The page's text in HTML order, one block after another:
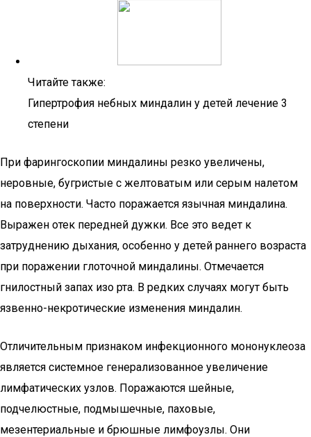
Читайте также:
Гипертрофия небных миндалин у детей лечение 3
степени
При фарингоскопии миндалины резко увеличены,
неровные, бугристые с желтоватым или серым налетом
на поверхности. Часто поражается язычная миндалина.
Выражен отек передней дужки. Все это ведет к
затруднению дыхания, особенно у детей раннего возраста
при поражении глоточной миндалины. Отмечается
гнилостный запах изо рта. В редких случаях могут быть
язвенно-некротические изменения миндалин.
Отличительным признаком инфекционного мононуклеоза
является системное генерализованное увеличение
лимфатических узлов. Поражаются шейные,
подчелюстные, подмышечные, паховые,
мезентериальные и брюшные лимфоузлы. Они